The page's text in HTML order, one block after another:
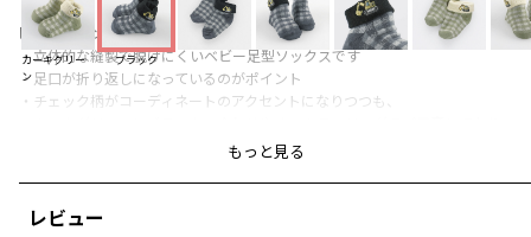
カーキグリー
ン
ブラック
レビュー
■商品ポイント
・立体的な縫製で脱げにくいベビー足型ソックスです
・足口が折り返しになっているのがポイント
・チェック柄がコーディネートのアクセントになりつつも、
-----
もっと見る